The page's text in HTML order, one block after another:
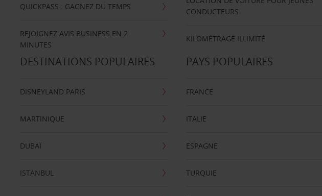
QUICKPASS : GAGNEZ DU TEMPS
REJOIGNEZ AVIS BUSINESS EN 2
MINUTES
CONDUCTEURS
KILOMÉTRAGE ILLIMITÉ
DESTINATIONS POPULAIRES
DISNEYLAND PARIS
MARTINIQUE
DUBAÏ
ISTANBUL
PAYS POPULAIRES
FRANCE
ITALIE
ESPAGNE
TURQUIE